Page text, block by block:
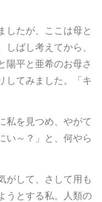
したが、ここは母と
ばし考えてから、
陽平と亜希のお母さ
してみました。「キ
私を見つめ、やがて
い～？」と、何やら
がして、さして用も
うとする私。人類の